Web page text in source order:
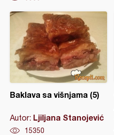
Baklava sa višnjama (5)
Autor: Ljiljana Stanojević
15350